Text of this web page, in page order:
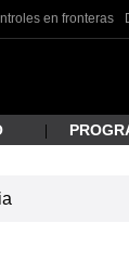
en fronteras